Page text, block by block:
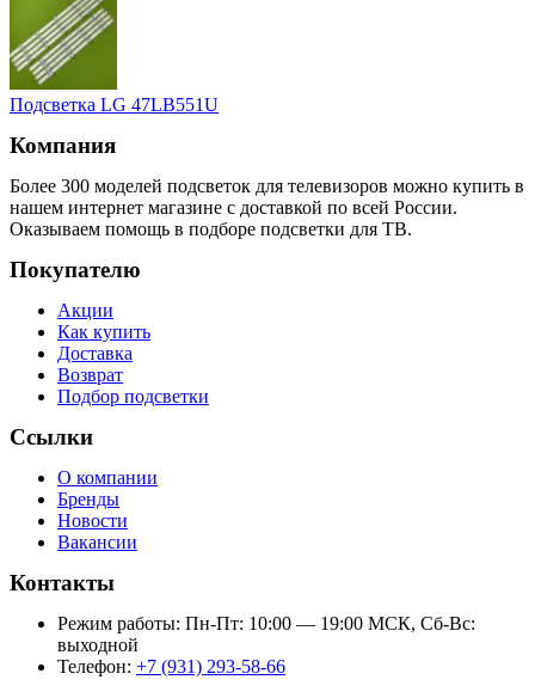
Подсветка LG 47LB551U
Компания
Более 300 моделей подсветок для телевизоров можно купить в
нашем интернет магазине с доставкой по всей России.
Оказываем помощь в подборе подсветки для ТВ.
Покупателю
Акции
Как купить
Доставка
Возврат
Подбор подсветки
Ссылки
О компании
Бренды
Новости
Вакансии
Контакты
Режим работы: Пн-Пт: 10:00 — 19:00 МСК, Сб-Вс:
выходной
Телефон: +7 (931) 293-58-66